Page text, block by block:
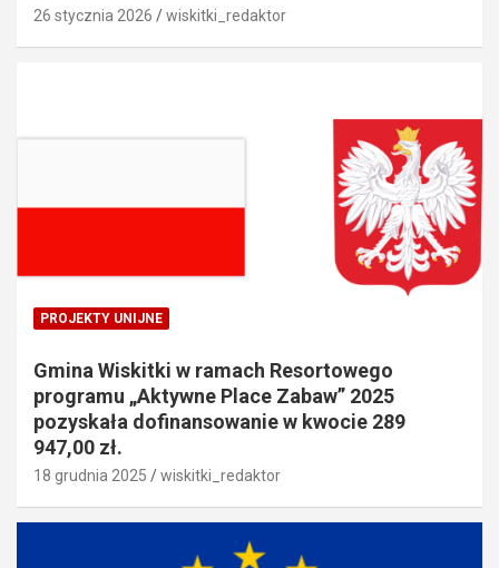
26 stycznia 2026 wiskitki_redaktor
PROJEKTY UNIJNE
Gmina Wiskitki w ramach Resortowego
programu „Aktywne Place Zabaw” 2025
pozyskała dofinansowanie w kwocie 289
947,00 zł.
18 grudnia 2025 wiskitki_redaktor